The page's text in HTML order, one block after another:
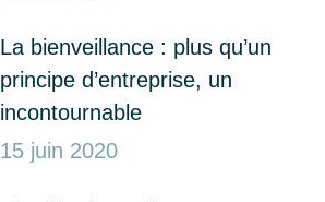
La bienveillance : plus qu’un
principe d’entreprise, un
incontournable
15 juin 2020